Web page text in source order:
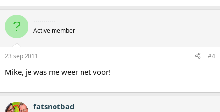
? ...........
Active member
23 sep 2011 #4
Mike, je was me weer net voor!
fatsnotbad